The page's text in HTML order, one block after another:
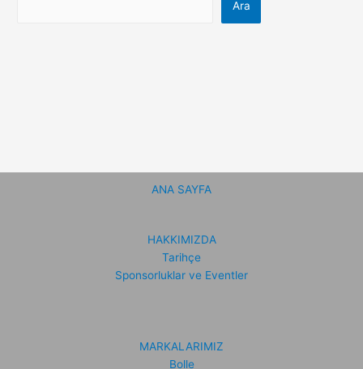
Ara
ANA SAYFA
HAKKIMIZDA
Tarihçe
Sponsorluklar ve Eventler
MARKALARIMIZ
Bolle